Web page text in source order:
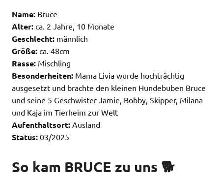
Name: Bruce
Alter: ca. 2 Jahre, 10 Monate
Geschlecht: männlich
Größe: ca. 48cm
Rasse: Mischling
Besonderheiten: Mama Livia wurde hochträchtig
ausgesetzt und brachte den kleinen Hundebuben Bruce
und seine 5 Geschwister Jamie, Bobby, Skipper, Milana
und Kaja im Tierheim zur Welt
Aufenthaltsort: Ausland
Status: 03/2025
So kam BRUCE zu uns 🐕